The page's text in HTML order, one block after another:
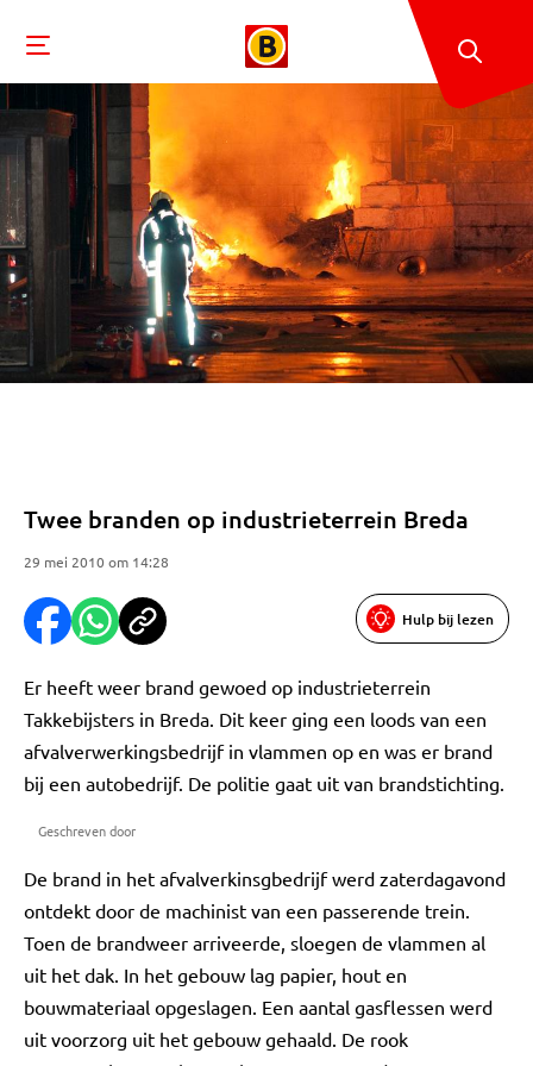
Twee branden op industrieterrein Breda
29 mei 2010 om 14:28
Hulp bij lezen
Er heeft weer brand gewoed op industrieterrein
Takkebijsters in Breda. Dit keer ging een loods van een
afvalverwerkingsbedrijf in vlammen op en was er brand
bij een autobedrijf. De politie gaat uit van brandstichting.
Geschreven door
De brand in het afvalverkinsgbedrijf werd zaterdagavond
ontdekt door de machinist van een passerende trein.
Toen de brandweer arriveerde, sloegen de vlammen al
uit het dak. In het gebouw lag papier, hout en
bouwmateriaal opgeslagen. Een aantal gasflessen werd
uit voorzorg uit het gebouw gehaald. De rook